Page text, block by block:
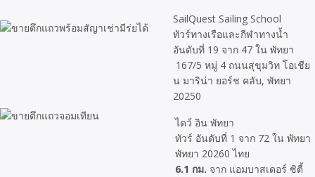
SailQuest Sailing School
ทัวร์ทางเรือและกีฬาทางน้ำ
อันดับที่ 19 จาก 47 ใน พัทยา
167/5 หมู่ 4 ถนนสุขุมวิท โอเชีย
น มาริน่า ยอร์ช คลับ, พัทยา
20250
ไดว์ อิน พัทยา
ทัวร์ อันดับที่ 1 จาก 72 ใน พัทยา
พัทยา 20260 ไทย
6.1 กม. จาก แอมบาสเดอร์ ซิตี้